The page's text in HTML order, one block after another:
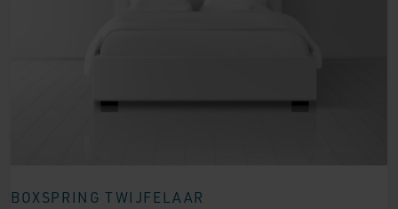
BOXSPRING TWIJFELAAR